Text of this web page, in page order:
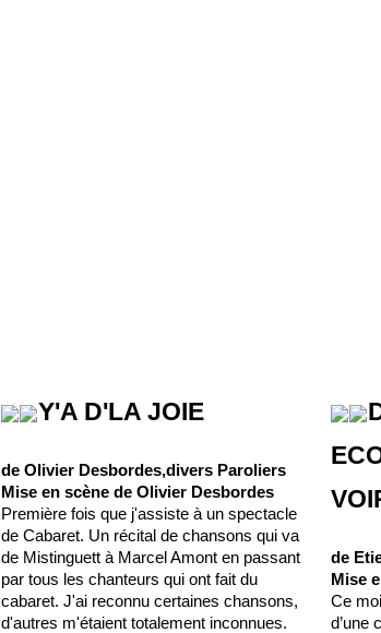
Y'A D'LA JOIE
de Olivier Desbordes,divers Paroliers
Mise en scène de Olivier Desbordes
Première fois que j'assiste à un spectacle
de Cabaret. Un récital de chansons qui va
de Mistinguett à Marcel Amont en passant
par tous les chanteurs qui ont fait du
cabaret. J'ai reconnu certaines chansons,
d'autres m'étaient totalement inconnues.
de
Mise
Ce
d’une